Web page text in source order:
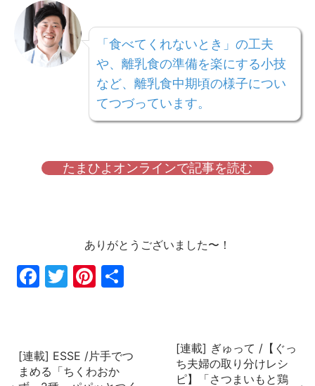
「食べてくれないとき」の工夫
や、離乳食の準備を楽にする小技
など、離乳食中期頃の様子につい
てつづっています。
たまひよオンラインで記事を読む
ありがとうございました〜！
Fac
Twi
Pin
[連載] ESSE /片手でつ
まめる「ちくわおか
[連載] ぎゅって /【ぐっ
ち夫婦の取り分けレシ
ピ】「さつまいもと鶏